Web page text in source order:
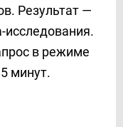
Результат —
исследования.
в режиме
минут.